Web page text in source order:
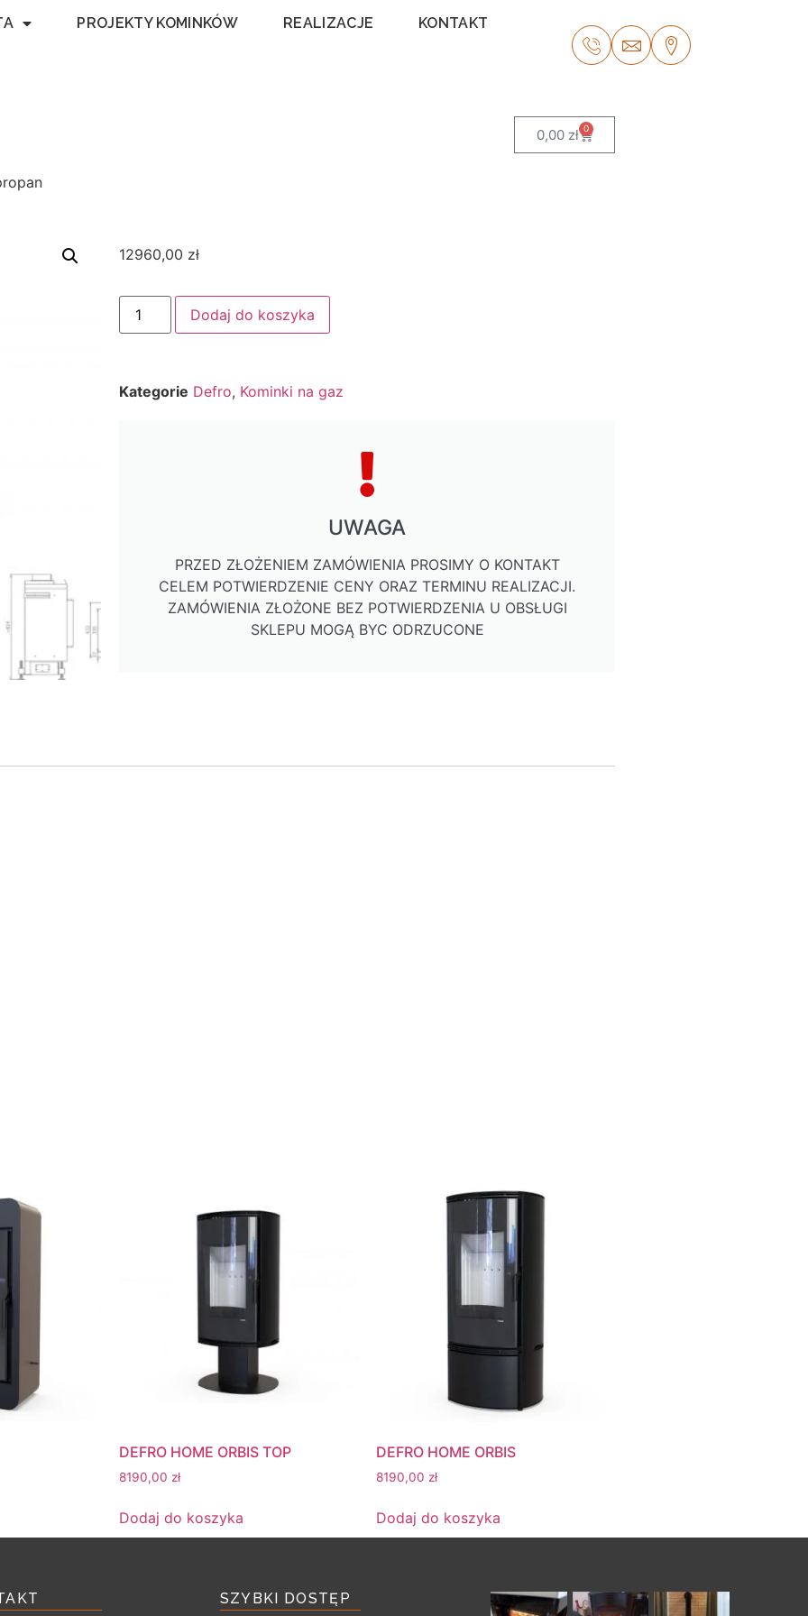
PROJEKTY KOMINKÓW REALIZACJE KONTAKT
0,00 zł 0
12960,00 zł
Dodaj do koszyka
Kategorie Defro, Kominki na gaz
UWAGA
PRZED ZŁOŻENIEM ZAMÓWIENIA PROSIMY O KONTAKT
CELEM POTWIERDZENIE CENY ORAZ TERMINU REALIZACJI.
ZAMÓWIENIA ZŁOŻONE BEZ POTWIERDZENIA U OBSŁUGI
SKLEPU MOGĄ BYC ODRZUCONE
DEFRO HOME ORBIS TOP
8190,00 zł
Dodaj do koszyka
DEFRO HOME ORBIS
8190,00 zł
Dodaj do koszyka
SZYBKI DOSTĘP